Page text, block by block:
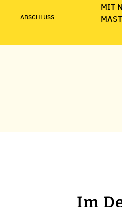
MIT
ABSCHLUSS
Im